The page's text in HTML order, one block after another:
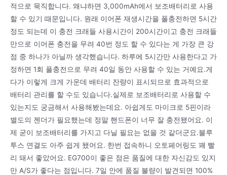
적으로 묵직합니다. 왜냐하면 3,000mAh에서 보조배터리로 사용
할 수 있기 때문입니다. 원래 이어폰 재생시간을 풀충전하면 5시간
정도 되는데 이 충전 크래들 사용시간이 200시간이고 충전 크래들
만으로 이어폰 충전을 무려 40번 정도 할 수 있다는 게 가장 큰 강
점 중 하나가 아닐까 생각했습니다. 하루에 5시간만 사용한다고 가
정하면 1회 풀충전으로 무려 40일 동안 사용할 수 있는 거예요.게
다가 이렇게 크게 가운데 배터리 잔량이 표시되므로 효과적으로
배터리 관리를 할 수도 있습니다.실제로 보조배터리로 사용할 수
있는지도 궁금해서 사용해봤는데요. 아쉽게도 마이크로 5핀이라
별도의 젠더가 필요했는데 정말 핸드폰이 너무 잘 충전됐어요. 이
제 굳이 보조배터리를 가지고 다닐 필요는 없을 것 같더군요.블루
투스 연결도 아주 쉽게 됐어요. 한번 접속하니 오토페어링도 꽤 빨
리 돼서 좋았어요. EG700이 좋은 점은 품질에 대한 자신감도 있지
만 A/S가 좋다는 점입니다. 7일 안에 품질 불량이 발견되면 100%